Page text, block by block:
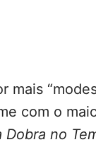
mais
com o
Dobra no